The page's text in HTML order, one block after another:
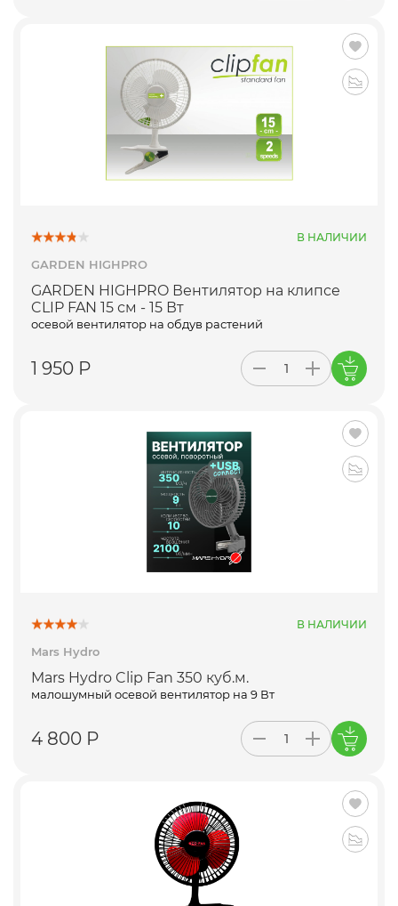
В НАЛИЧИИ
GARDEN HIGHPRO
GARDEN HIGHPRO Вентилятор на клипсе
CLIP FAN 15 см - 15 Вт
осевой вентилятор на обдув растений
1 950 Р
В НАЛИЧИИ
Mars Hydro
Mars Hydro Clip Fan 350 куб.м.
малошумный осевой вентилятор на 9 Вт
4 800 Р